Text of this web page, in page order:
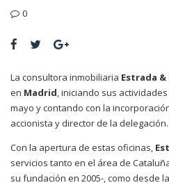
0
La consultora inmobiliaria Estrada
en Madrid, iniciando sus
mayo y contando con la
accionista y director de la delegación.
Con la apertura de estas oficinas,
servicios tanto en el área de
su fundación en 2005-, como desde